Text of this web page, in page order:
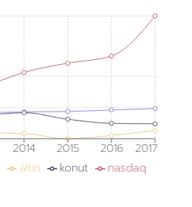
2014 2015 2016 2017
altın konut nasdaq